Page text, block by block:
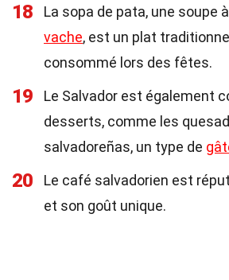
18
La sopa de pata, une soupe
vache, est un plat
consommé lors des fêtes.
19
Le Salvador est également
desserts, comme les
salvadoreñas, un type de
20
Le café salvadorien est
et son goût unique.